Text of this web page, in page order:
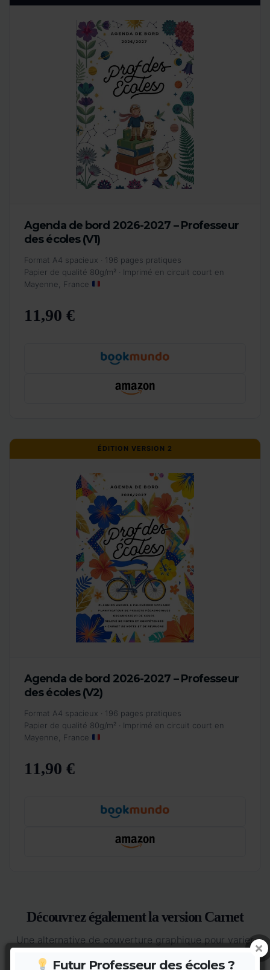
Agenda de bord 2026-2027 – Professeur
des écoles (V1)
Format A4 spacieux · 196 pages pratiques
Papier de qualité 80g/m² · Imprimé en circuit court en
Mayenne, France
11,90 €
ÉDITION VERSION 2
Agenda de bord 2026-2027 – Professeur
des écoles (V2)
Format A4 spacieux · 196 pages pratiques
Papier de qualité 80g/m² · Imprimé en circuit court en
Mayenne, France
11,90 €
Découvrez également la version Carnet
Une alternative de couverture graphique pour varier
Futur Professeur des écoles ?